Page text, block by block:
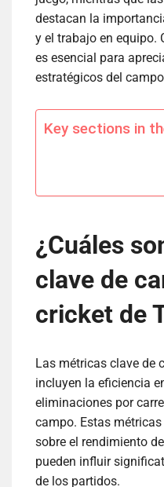
destacan la
y el trabajo en equipo.
es esencial para
estratégicos del
Key sections in
¿Cuáles
clave de
cricket de
Las métricas clave de
incluyen la eficiencia
eliminaciones por
campo. Estas
sobre el rendimiento
pueden influir
de los partidos.